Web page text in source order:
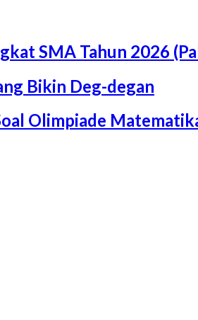
SMA Tahun 2026
Bikin Deg-degan
Olimpiade